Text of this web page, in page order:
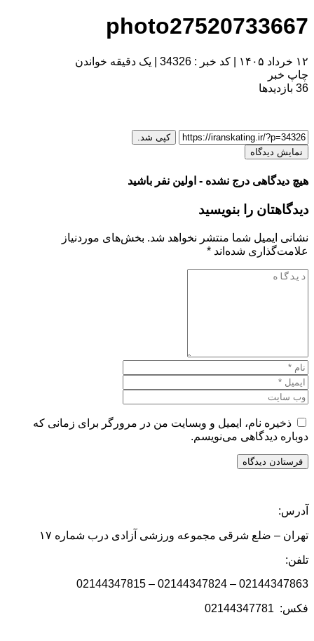
photo27520733667
۱۲ خرداد ۱۴۰۵ کد خبر : 34326
یک دقیقه خواندن
چاپ خبر
36 بازدیدها
کپی شد.
نمایش دیدگاه
هیچ دیدگاهی درج نشده - اولین نفر باشید
دیدگاهتان را بنویسید
نشانی ایمیل شما منتشر نخواهد شد. بخش‌های موردنیاز
علامت‌گذاری شده‌اند *
ذخیره نام، ایمیل و وبسایت من در مرورگر برای زمانی که
دوباره دیدگاهی می‌نویسم.
آدرس:
تهران – ضلع شرقی مجموعه ورزشی آزادی درب شماره ۱۷
تلفن:
02144347863 – 02144347824 – 02144347815
فکس: 02144347781